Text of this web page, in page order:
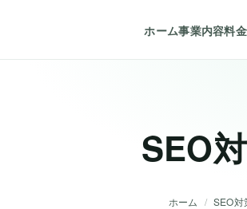
ホーム事業内容料
SEO
ホーム / SEO対